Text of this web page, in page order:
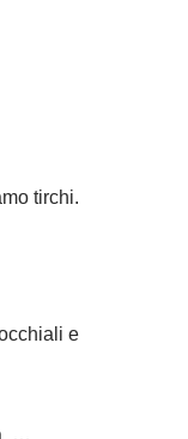
tirchi.
e
…